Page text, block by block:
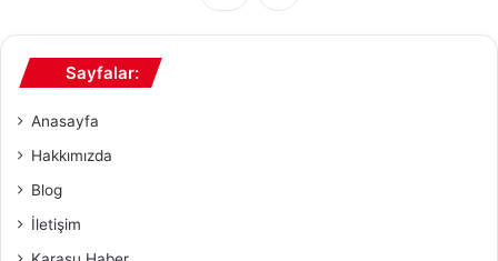
Sayfalar:
Anasayfa
Hakkımızda
Blog
İletişim